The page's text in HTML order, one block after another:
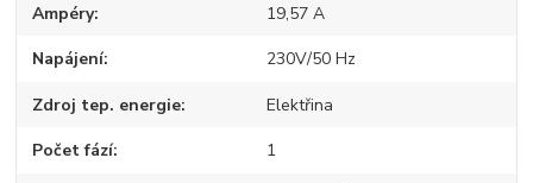
Ampéry 19,57 A
Napájení 230V/50 Hz
Zdroj tep. energie Elektřina
Počet fází 1